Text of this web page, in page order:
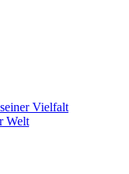
Vielfalt
Welt